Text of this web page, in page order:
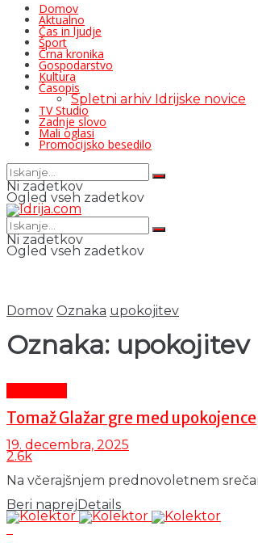
Domov
Aktualno
Čas in ljudje
Šport
Črna kronika
Gospodarstvo
Kultura
Časopis
Spletni arhiv Idrijske novice
TV Studio
Zadnje slovo
Mali oglasi
Promocijsko besedilo
Ni zadetkov
Ogled vseh zadetkov
Ni zadetkov
Ogled vseh zadetkov
Domov Oznaka upokojitev
Oznaka: upokojitev
Tomaž Glažar gre med upokojence
19. decembra, 2025
2.6k
Na včerajšnjem prednovoletnem
Beri naprej Details